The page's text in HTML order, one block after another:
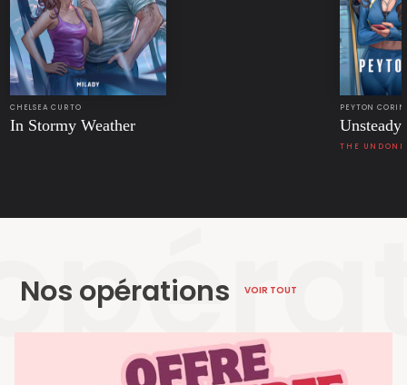
CHELSEA CURTO
In Stormy Weather
PEYTON
Unsteady
THE UNDONE
Nos opérations VOIR TOUT